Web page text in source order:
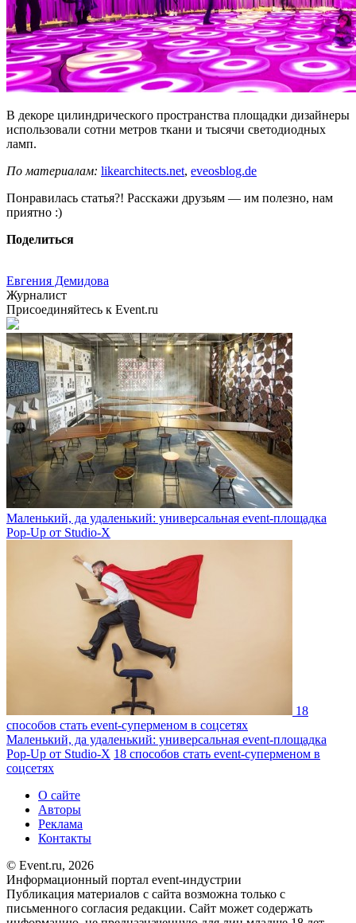
В декоре цилиндрического пространства площадки дизайнеры
использовали сотни метров ткани и тысячи светодиодных
ламп.
По материалам: likearchitects.net, eveosblog.de
Понравилась статья?! Расскажи друзьям — им полезно, нам
приятно :)
Поделиться
Евгения Демидова
Журналист
Присоединяйтесь к Event.ru
Маленький, да удаленький: универсальная event-площадка
Pop-Up от Studio-X
18
способов стать event-суперменом в соцсетях
Маленький, да удаленький: универсальная event-площадка
Pop-Up от Studio-X 18 способов стать event-суперменом в
соцсетях
О сайте
Авторы
Реклама
Контакты
© Event.ru, 2026
Информационный портал event-индустрии
Публикация материалов с сайта возможна только с
письменного согласия редакции. Сайт может содержать